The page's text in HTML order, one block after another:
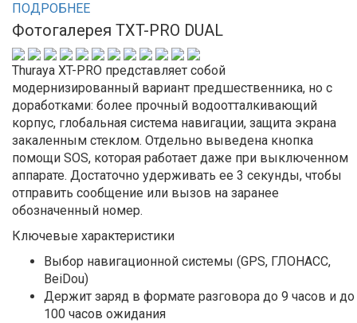
ПОДРОБНЕЕ
Фотогалерея TXT-PRO DUAL
Thuraya XT-PRO представляет собой
модернизированный вариант предшественника, но с
доработками: более прочный водоотталкивающий
корпус, глобальная система навигации, защита экрана
закаленным стеклом. Отдельно выведена кнопка
помощи SOS, которая работает даже при выключенном
аппарате. Достаточно удерживать ее 3 секунды, чтобы
отправить сообщение или вызов на заранее
обозначенный номер.
Ключевые характеристики
Выбор навигационной системы (GPS, ГЛОНАСС,
BeiDou)
Держит заряд в формате разговора до 9 часов и до
100 часов ожидания